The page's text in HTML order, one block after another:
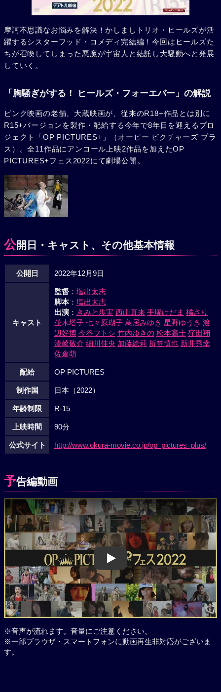
摩訶不思議なお悩みを解決！かしましトリオ・ヒールズが活
躍するシスターフッド・コメディ完結編！今回はヒールズた
ちが召喚してしまった悪魔が宇宙人と結託し大騒動へと発展
していく。
「胸騒ぎがする！ ヒールズ・フォーエバー」の解説
ピンク映画の老舗、大蔵映画が、従来のR18+作品とは別に
R15+バージョンを製作・配給する今年で8年目を迎えるプロ
ジェクト「OP PICTURES+」（オーピー ピクチャーズ プラ
ス）。全11作品にアンコール上映2作品を加えたOP
PICTURES+フェス2022にて劇場公開。
公開日・キャスト、その他基本情報
公開日 2022年12月9日
キャスト
監督： 塩出太志
脚本： 塩出太志
出演： きみと歩実 西山真来 手塚けだま 橘さり
並木塔子 七々原瑚子 鳥居みゆき 星野ゆうき 渡
辺好博 今谷フトシ 竹内ゆきの 松本高士 窪田翔
漆崎敬介 細川佳央 加藤絵莉 折笠慎也 新井秀幸
佐倉萌
配給 OP PICTURES
制作国 日本（2022）
年齢制限 R-15
上映時間 90分
公式サイト http://www.okura-movie.co.jp/op_pictures_plus/
予告編動画
Play
※音声が流れます。音量にご注意ください。
※一部ブラウザ・スマートフォンに動画再生非対応がございま
す。